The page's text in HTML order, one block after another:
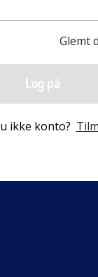
Glemt
Log på
ikke konto?